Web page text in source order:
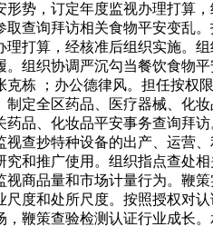
势，订定年度监视办理打算
查询拜访相关食物平安变乱
打算，经核准后组织实施。
组织协调严沉勾当餐饮食物
栋 ；办公德律风。担任按权
定全区药品、医疗器械、化
品、化妆品平安事务查询拜
查抄特种设备的出产、运营
和推广使用。组织指点查处
商品量和市场计量行为。鞭
度和处所尺度。按照授权对
，鞭策查验检测认证行业成长